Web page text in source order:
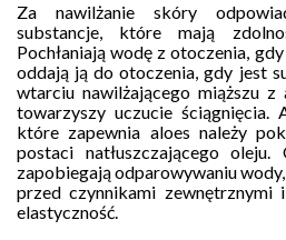
Za nawilżanie skóry
substancje, które mają
Pochłaniają wodę z otoczenia,
oddają ją do otoczenia, gdy jest
wtarciu nawilżającego miąższu z
towarzyszy uczucie ściągnięcia.
które zapewnia aloes należy
postaci natłuszczającego
zapobiegają odparowywaniu
przed czynnikami
elastyczność.